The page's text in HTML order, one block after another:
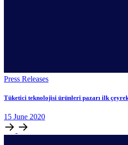
Press Releases
Tüketici teknolojisi ürünleri pazarı ilk
15 June 2020